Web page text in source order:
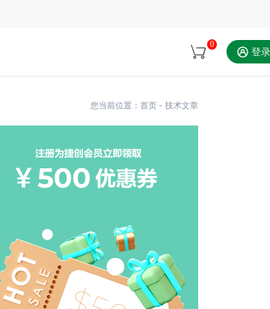
0
登录
您当前位置： 首页 - 技术文章